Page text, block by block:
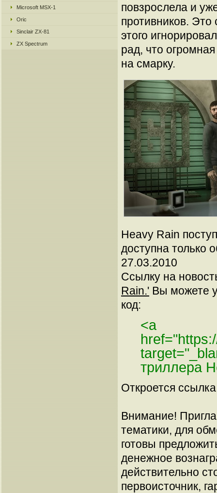
Microsoft MSX-1
Oric
Sinclair ZX-81
ZX Spectrum
повзрослела и
противников. Это
этого
рад, что
на смарку.
Heavy Rain
доступна только
27.03.2010
Ссылку на
Rain.' Вы можете
код:
<a
триллера
Откроется
Внимание!
тематики, для
готовы
денежное
действительно
первоисточник,